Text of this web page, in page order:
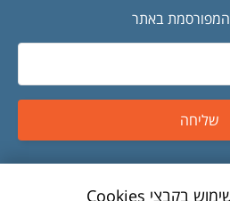
המפורסמת באתר
שליחה
האתר עושה שימוש בקבצי Cookies